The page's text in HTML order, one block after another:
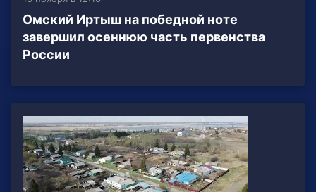
Омский Иртыш на победной ноте
завершил осеннюю часть первенства
России